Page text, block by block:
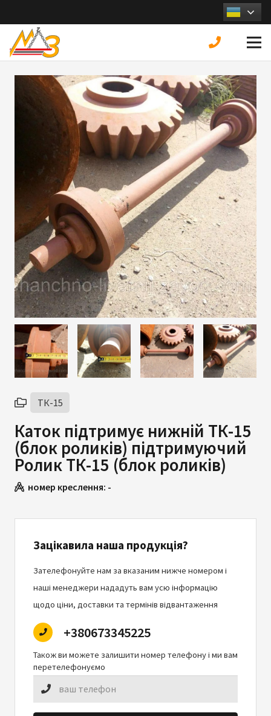
ТК-15
Каток підтримує нижній ТК-15
(блок роликів) підтримуючий
Ролик ТК-15 (блок роликів)
номер креслення: -
Зацікавила наша продукція?
Зателефонуйте нам за вказаним нижче номером і
наші менеджери нададуть вам усю інформацію
щодо ціни, доставки та термінів відвантаження
+380673345225
Також ви можете залишити номер телефону і ми вам
перетелефонуємо